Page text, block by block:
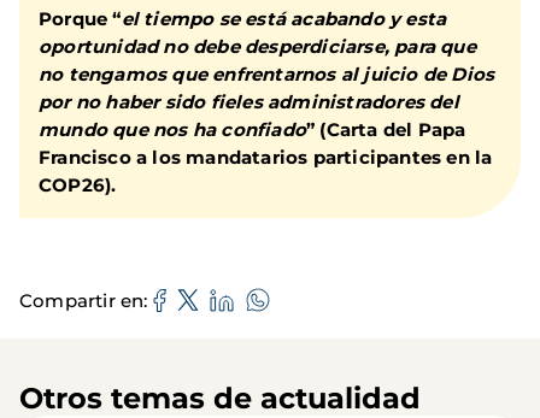
Porque “el tiempo se está acabando y esta
oportunidad no debe desperdiciarse, para que
no tengamos que enfrentarnos al juicio de Dios
por no haber sido fieles administradores del
mundo que nos ha confiado” (Carta del Papa
Francisco a los mandatarios participantes en la
COP26).
Compartir en
Otros temas de actualidad